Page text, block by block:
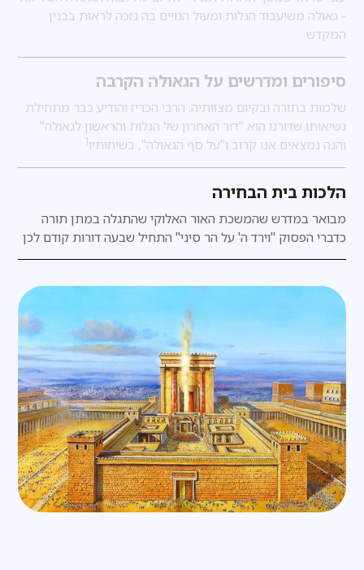
- גאולה משיעבוד הגלות ומעול הגויים בה נזכה לראות בבנין
המקדש
סיפורים ומדרשים על הגאולה הקרבה
שלמות בתורה ובקיום מצוותיה. הרבי הכריז והודיע כבר מתחילת
נשיאותו שדורנו הוא "דור האחרון של הגלות והראשון לגאולה"
והנה נמצאים אנו קרוב ו"על סף הגאולה", בשיחותיו[
הלכות בית הבחירה
מבואר במדרש שהמשכת האור האלוקי שהתגלה במתן תורה
כדברי הפסוק "וירד ה' על הר סיני" התחיל שבעה דורות קודם לכן